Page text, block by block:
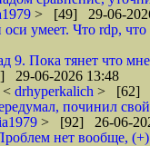
> [49] 29-06-
умеет. Что rdp,
9. Пока тянет что
06-2026 13:48
< drhyperkalich > [62]
починил
> [92] 26-06-
нет вообще,